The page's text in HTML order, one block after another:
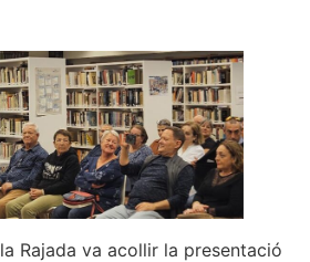
Rajada va acollir la presentació